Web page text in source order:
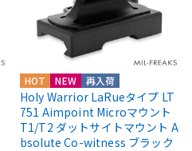
HOT NEW 再入荷
Holy Warrior LaRueタイプ LT
751 Aimpoint Microマウント
T1/T2 ダットサイトマウント A
bsolute Co-witness ブラック